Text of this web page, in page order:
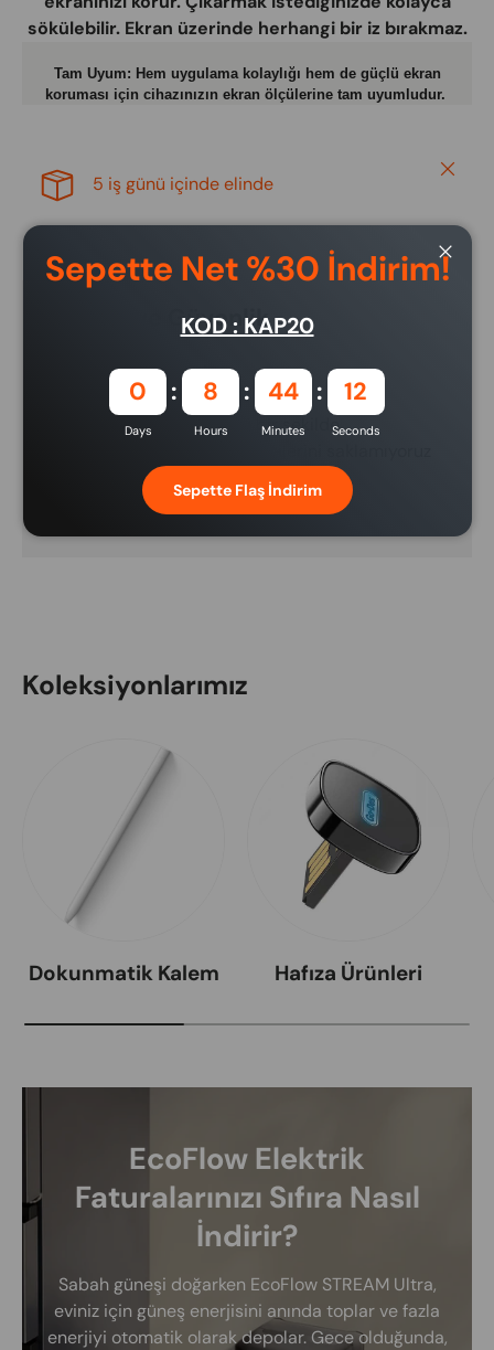
sökülebilir. Ekran üzerinde herhangi bir iz bırakmaz.
Tam Uyum: Hem uygulama kolaylığı hem de güçlü ekran
koruması için cihazınızın ekran ölçülerine tam uyumludur.
5 iş günü içinde elinde
Close
Ödeme ve Güvenlik
Ödeme yöntemleri
Ödeme bilgileriniz güvenli bir şekilde
ve kredi kartı bilgilerinize erişimimiz
bulunmamaktadır.
Koleksiyonlarımız
Dokunmatik Kalem Hafıza Ürünleri
EcoFlow Elektrik
Faturalarınızı Sıfıra Nasıl
İndirir?
Sabah güneşi doğarken EcoFlow STREAM Ultra,
eviniz için güneş enerjisini anında toplar ve fazla
enerjiyi otomatik olarak depolar. Gece olduğunda,
Close
Sepette Net %30 İndirim!
KOD : KAP20
0
Days
8
Hours
44
Minutes
11
Seconds
Sepette Flaş İndirim